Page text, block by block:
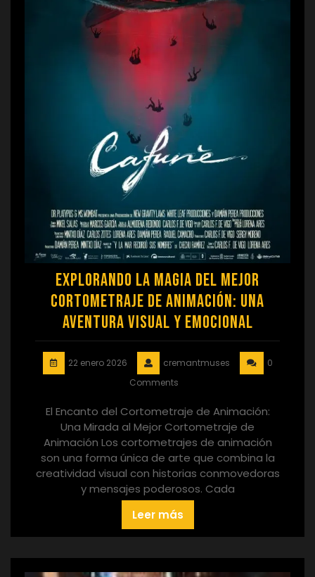
Explorando la Magia del Mejor
Cortometraje de Animación: Una
Aventura Visual y Emocional
22 enero 2026 cremantmuses
0
Comments
El Encanto del Cortometraje de Animación:
Una Mirada al Mejor Cortometraje de
Animación Los cortometrajes de animación
son una forma única de arte que combina la
creatividad visual con historias conmovedoras
y mensajes poderosos. Cada
Leer más